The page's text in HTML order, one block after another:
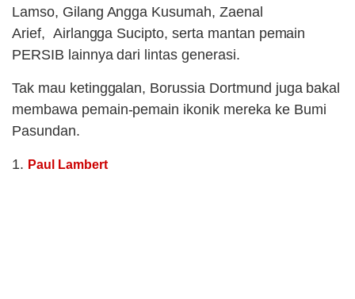
Lamso, Gilang Angga Kusumah, Zaenal
Arief, Airlangga Sucipto, serta mantan pemain
PERSIB lainnya dari lintas generasi.
Tak mau ketinggalan, Borussia Dortmund juga bakal
membawa pemain-pemain ikonik mereka ke Bumi
Pasundan.
1. Paul Lambert